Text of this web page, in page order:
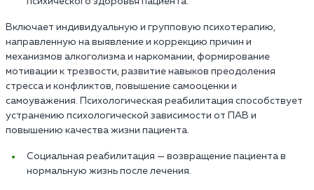
Включает индивидуальную и групповую психотерапию,
направленную на выявление и коррекцию причин и
механизмов алкоголизма и наркомании, формирование
мотивации к трезвости, развитие навыков преодоления
стресса и конфликтов, повышение самооценки и
самоуважения. Психологическая реабилитация способствует
устранению психологической зависимости от ПАВ и
повышению качества жизни пациента.
Социальная реабилитация — возвращение пациента в
нормальную жизнь после лечения.